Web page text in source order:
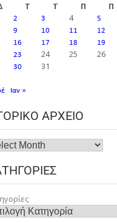
Τ Τ Π Π
2 3 4 5
9 10 11 12
16 17 18 19
23 24 25 26
30 31
Ιαν »
ΑΡΧΕΊΟ